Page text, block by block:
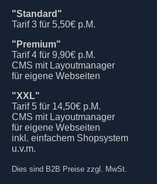
"Standard"
Tarif 3 für 5,50€ p.M.
"Premium"
Tarif 4 für 9,90€ p.M.
CMS mit Layoutmanager
für eigene Webseiten
"XXL"
Tarif 5 für 14,50€ p.M.
CMS mit Layoutmanager
für eigene Webseiten
inkl. einfachem Shopsystem
u.v.m.
Dies sind B2B Preise zzgl. MwSt.